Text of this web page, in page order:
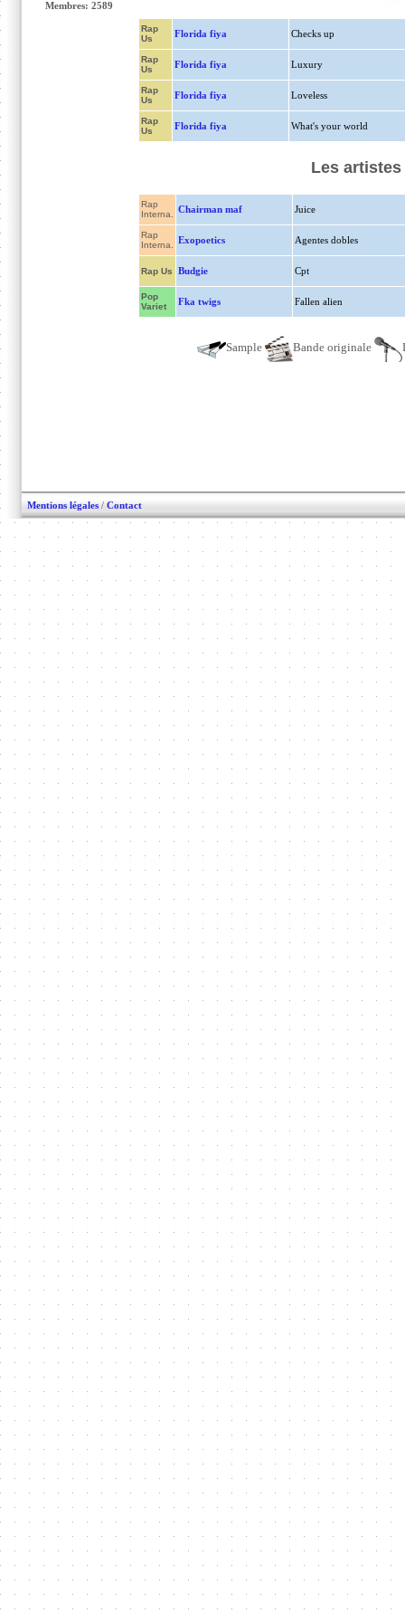
Membres: 2589
Rap
Us
Florida fiya Checks up
Rap
Us
Florida fiya Luxury
Rap
Us
Florida fiya Loveless
Rap
Us
Florida fiya What's your world
Les
Rap
Interna.
Chairman maf Juice
Rap
Interna.
Exopoetics Agentes dobles
Rap Us Budgie Cpt
Pop
Variet
Fka twigs Fallen alien
Sample Bande originale
Mentions légales / Contact